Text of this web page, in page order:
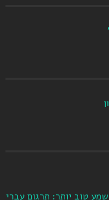
טוב יותר: תרגום עברי